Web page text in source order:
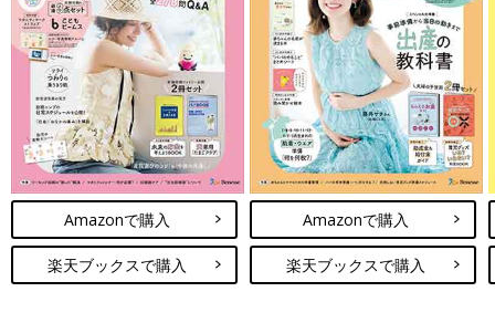
さんに伝えてみました。それで、患者さんの反応がよかったもの
をさらに蓄積してTwitterで発信し始めたんです。それから半年
で13万人の人にフォローされ、3年たった今では36万人になりま
した。こんなに多くの人の心に届けることができているんだな、
とうれしく思います。
今の自分があるのは、ジョセフィーヌとの出会いと別れがあった
からこそ。教科書的なアドバイスではなく、自分で考え悩んで、
そんな自分を元気づけた言葉たちだったから、いろんな人に受け
入れてもらえるのかな、と思います。
Amazonで購入
楽天ブックスで購入
Amazonで購入
楽天ブックスで購入